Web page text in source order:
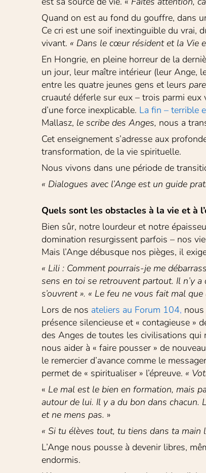
Quand on est au fond du gouffre, dans
Ce cri est une soif inextinguible du vrai,
vivant. « Dans le cœur résident et la Vie
En Hongrie, en pleine horreur de la
un jour, leur maître intérieur (leur Ange,
entre les quatre jeunes gens et leurs
cruauté déferle sur eux – trois parmi
d’une force inexplicable. La fin – terrible
Mallasz, le scribe des Anges, nous a
Cet enseignement s’adresse aux
transformation, de la vie spirituelle.
Nous vivons dans une période de
« Dialogues avec l’Ange est un guide
Quels sont les obstacles à la vie et à
Bien sûr, notre lourdeur et notre
domination resurgissent parfois – nos
Mais l’Ange débusque nos pièges, il
« Lili : Comment pourrais-je me
sens en toi se retrouvent partout. Il n’y a
s’ouvrent ». « Le feu ne vous fait mal
Lors de nos ateliers au Forum 104,
présence silencieuse et « contagieuse
des Anges de toutes les civilisations qui
nous aider à « faire pousser » de
le remercier d’avance comme le
permet de « spiritualiser » l’épreuve. «
« Le mal est le bien en formation, mais
autour de lui. Il y a du bon dans chacun.
et ne mens pas. »
« Si tu élèves tout, tu tiens dans ta main
L’Ange nous pousse à devenir libres,
endormis.